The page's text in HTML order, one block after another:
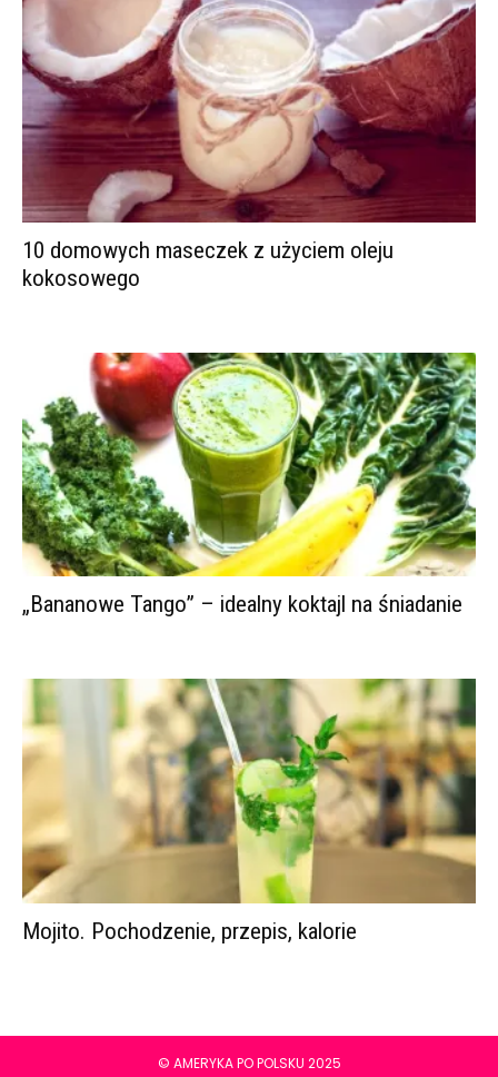
10 domowych maseczek z użyciem oleju
kokosowego
„Bananowe Tango” – idealny koktajl na śniadanie
Mojito. Pochodzenie, przepis, kalorie
© AMERYKA PO POLSKU 2025